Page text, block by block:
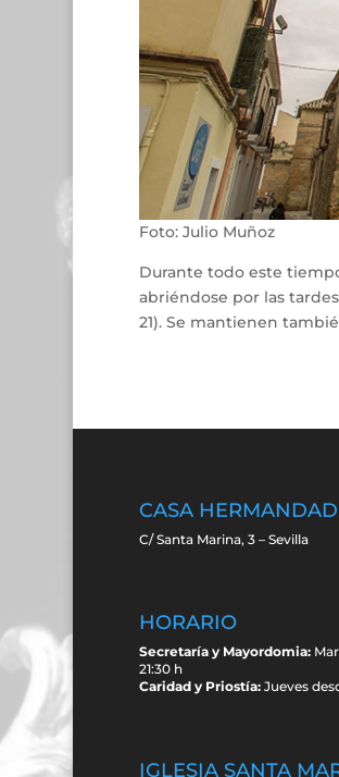
Foto: Julio Muñoz
Durante todo este
abriéndose por las
21). Se mantienen
CASA HERMANDAD
C/ Santa Marina, 3 – Sevilla
HORARIO
Secretaría y Mayordomia:
21:30 h
Caridad y Priostía:Jueves
IGLESIA SANTA